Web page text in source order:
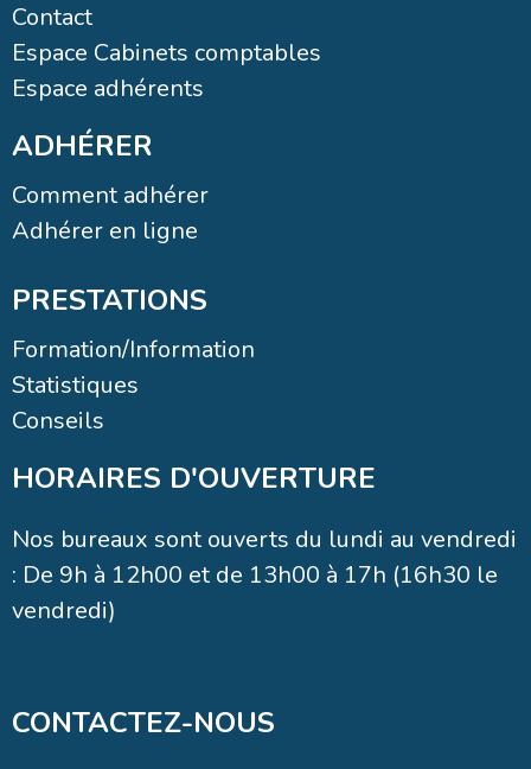
Contact
Espace Cabinets comptables
Espace adhérents
ADHÉRER
Comment adhérer
Adhérer en ligne
PRESTATIONS
Formation/Information
Statistiques
Conseils
HORAIRES D'OUVERTURE
Nos bureaux sont ouverts du lundi au vendredi
: De 9h à 12h00 et de 13h00 à 17h (16h30 le
vendredi)
CONTACTEZ-NOUS